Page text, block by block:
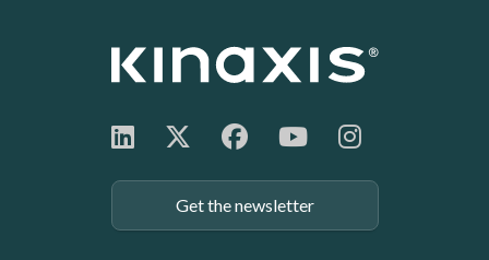
Get the newsletter